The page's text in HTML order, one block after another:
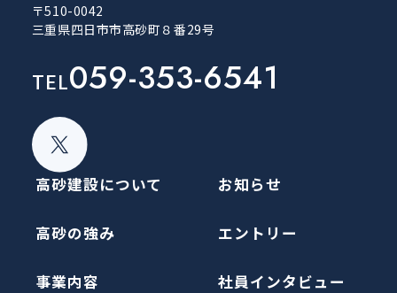
〒510-0042
三重県四日市市高砂町８番29号
TEL059-353-6541
高砂建設について
高砂の強み
事業内容
お知らせ
エントリー
社員インタビュー